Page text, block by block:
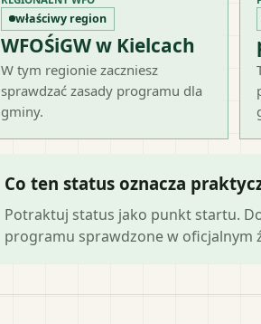
właściwy region
WFOŚiGW w Kielcach
W tym regionie zaczniesz
sprawdzać zasady programu dla
gminy.
Co ten status oznacza
Potraktuj status jako punkt startu.
programu sprawdzone w oficjalnym